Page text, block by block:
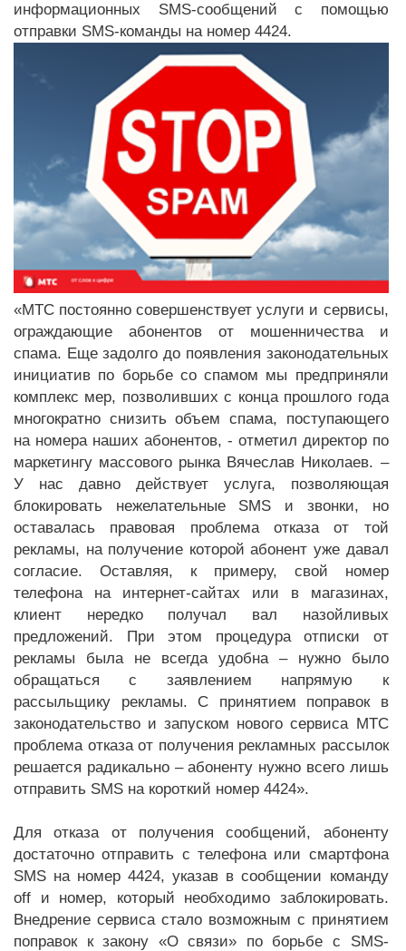
информационных SMS-сообщений с помощью
отправки SMS-команды на номер 4424.
«МТС постоянно совершенствует услуги и сервисы,
ограждающие абонентов от мошенничества и
спама. Еще задолго до появления законодательных
инициатив по борьбе со спамом мы предприняли
комплекс мер, позволивших с конца прошлого года
многократно снизить объем спама, поступающего
на номера наших абонентов, - отметил директор по
маркетингу массового рынка Вячеслав Николаев. –
У нас давно действует услуга, позволяющая
блокировать нежелательные SMS и звонки, но
оставалась правовая проблема отказа от той
рекламы, на получение которой абонент уже давал
согласие. Оставляя, к примеру, свой номер
телефона на интернет-сайтах или в магазинах,
клиент нередко получал вал назойливых
предложений. При этом процедура отписки от
рекламы была не всегда удобна – нужно было
обращаться с заявлением напрямую к
рассыльщику рекламы. С принятием поправок в
законодательство и запуском нового сервиса МТС
проблема отказа от получения рекламных рассылок
решается радикально – абоненту нужно всего лишь
отправить SMS на короткий номер 4424».
Для отказа от получения сообщений, абоненту
достаточно отправить с телефона или смартфона
SMS на номер 4424, указав в сообщении команду
off и номер, который необходимо заблокировать.
Внедрение сервиса стало возможным с принятием
поправок к закону «О связи» по борьбе с SMS-